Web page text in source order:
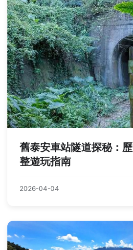
舊泰安車站隧道探秘：
整遊玩指南
2026-04-04